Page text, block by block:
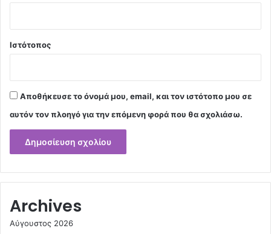
Ιστότοπος
Αποθήκευσε το όνομά μου, email, και τον ιστότοπο μου σε
αυτόν τον πλοηγό για την επόμενη φορά που θα σχολιάσω.
Archives
Αύγουστος 2026